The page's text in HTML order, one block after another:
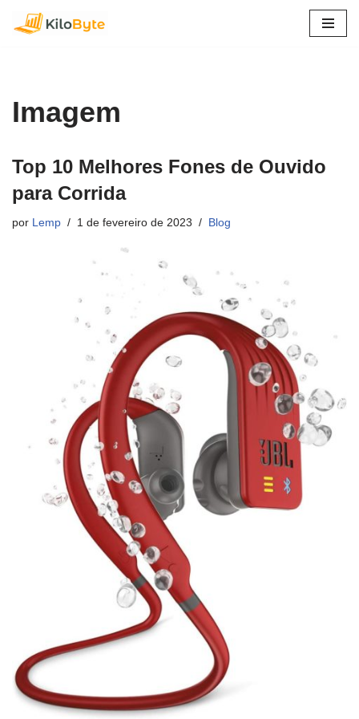
conteúdo
Imagem
Top 10 Melhores Fones de Ouvido
para Corrida
por Lemp 1 de fevereiro de 2023 Blog